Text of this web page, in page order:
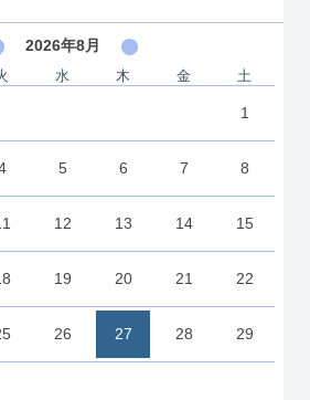
2026年8月
水 木 金 土
1
5 6 7 8
12 13 14 15
19 20 21 22
26 27 28 29